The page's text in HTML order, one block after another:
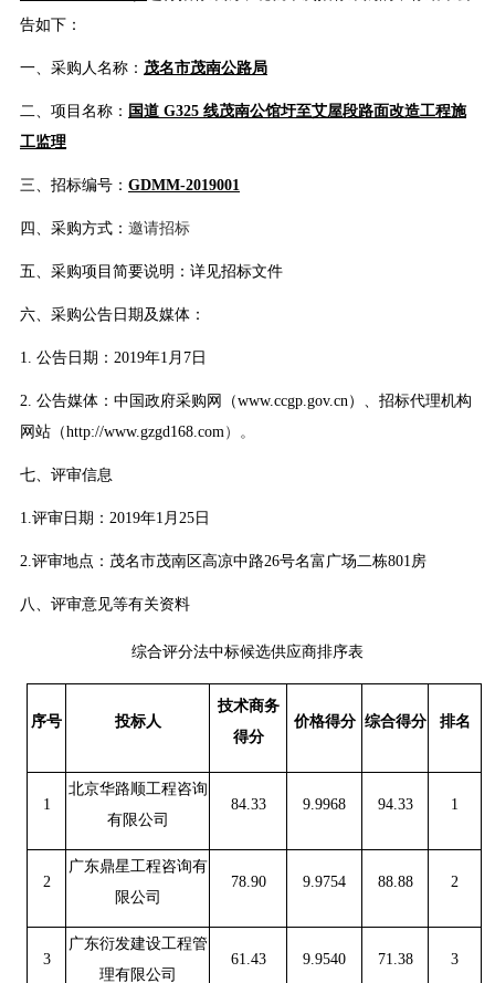
告如下：
一、采购人名称： 茂名市茂南公路局
二、项目名称： 国道 G325 线茂南公馆圩至艾屋段路面改造工程施
工监理
三、招标编号： GDMM-2019001
四、采购方式： 邀请招标
五、采购项目简要说明：详见招标文件
六、采购公告日期及媒体：
1. 公告日期：201 9年1 月 7 日
2. 公告媒体：中国政府采购网 （www. ccgp gov. cn ）
、招标代理机构
网站（http://www.gzgd168.com ）。
七、评审信息
1.评审日期： 2019年1 月 25 日
2.评审地点：茂名市茂南区高凉中路26号名富广场二栋801房
八、评审意见等有关资料
综合评分法中标候选供应商排序表
序号 投标人
技术商务
得分
价格得分 综合得分 排名
1
北京华路顺工程咨询
有限公司
84.33 9.9968 94.33 1
2
广东鼎星工程咨询有
限公司
78.90 9.9754 88.88 2
3
广东衍发建设工程管
理有限公司
61.43 9.9540 71.38 3